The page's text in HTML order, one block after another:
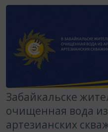
Забайкальске
очищенная вода
артезианских